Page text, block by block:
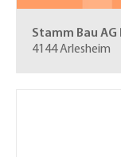
Stamm Bau AG
4144 Arlesheim